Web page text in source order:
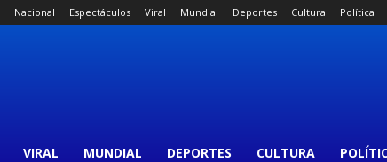
Nacional Espectáculos Viral Mundial Deportes Cultura Política
VIRAL MUNDIAL DEPORTES CULTURA